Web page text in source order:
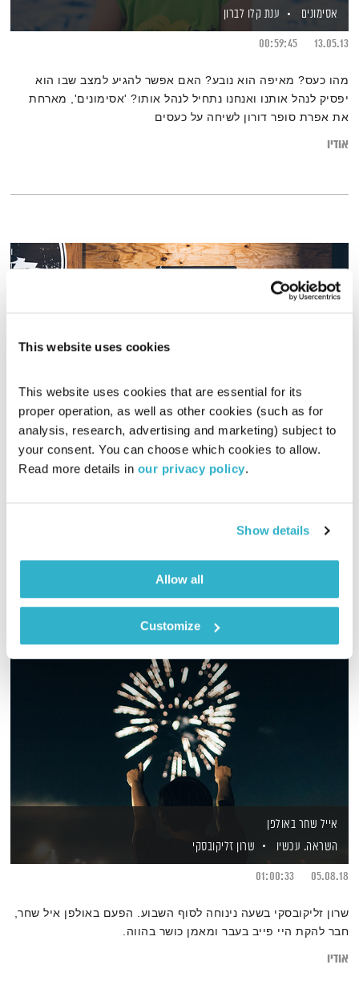
This website uses cookies
This website uses cookies that are essential for its
proper operation, as well as other cookies (such as for
analysis, research, advertising and marketing) subject to
your consent. You can choose which cookies to allow.
Read more details in our privacy policy.
Show details
Allow all
Customize
אסימונים
ענת קלו לברון
13.05.13
00:59:45
מהו כעס? מאיפה הוא נובע? האם אפשר להגיע למצב שבו הוא
יפסיק לנהל אותנו ואנחנו נתחיל לנהל אותו? 'אסימונים', מארחת
את אפרת סופר דורון לשיחה על כעסים
אודיו
המחסן של יוסי בבליקי – 23.4.20
המחסן של יוסי בבליקי
רובן להב ויוסי בבליקי
אייל שחר באולפן
השראה. עכשיו
שרון זליקובסקי
05.08.18
01:00:33
שרון זליקובסקי בשעה נינוחה לסוף השבוע. הפעם באולפן איל שחר,
חבר להקת היי פייב בעבר ומאמן כושר בהווה.
אודיו